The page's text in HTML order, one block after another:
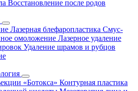
Восстановление после родов
Лазерная блефаропластика Смус-
омоложение Лазерное удаление
Удаление шрамов и рубцов
«Ботокса» Контурная пластика